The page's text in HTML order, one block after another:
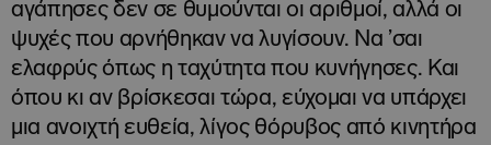
αγάπησες δεν σε θυμούνται οι αριθμοί, αλλά οι
ψυχές που αρνήθηκαν να λυγίσουν. Να ’σαι
ελαφρύς όπως η ταχύτητα που κυνήγησες. Και
όπου κι αν βρίσκεσαι τώρα, εύχομαι να υπάρχει
μια ανοιχτή ευθεία, λίγος θόρυβος από κινητήρα